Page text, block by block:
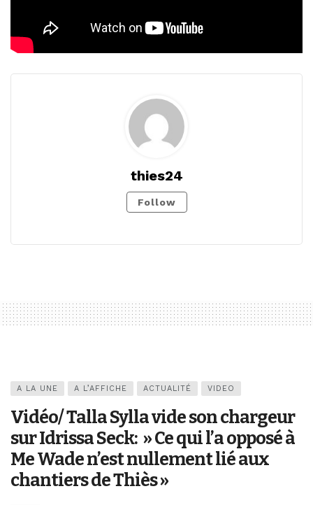
thies24
Follow
A LA UNE A L’AFFICHE ACTUALITÉ VIDEO
Vidéo/ Talla Sylla vide son chargeur
sur Idrissa Seck: » Ce qui l’a opposé à
Me Wade n’est nullement lié aux
chantiers de Thiès »